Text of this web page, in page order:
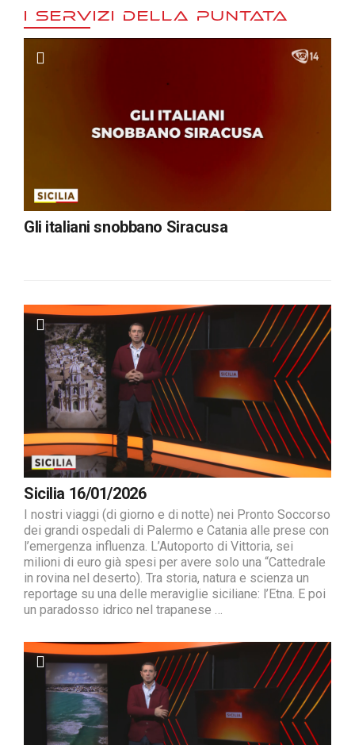
I SERVIZI DELLA PUNTATA
Gli italiani snobbano Siracusa
Sicilia 16/01/2026
I nostri viaggi (di giorno e di notte) nei Pronto Soccorso
dei grandi ospedali di Palermo e Catania alle prese con
l’emergenza influenza. L’Autoporto di Vittoria, sei
milioni di euro già spesi per avere solo una “Cattedrale
in rovina nel deserto). Tra storia, natura e scienza un
reportage su una delle meraviglie siciliane: l’Etna. E poi
un paradosso idrico nel trapanese …